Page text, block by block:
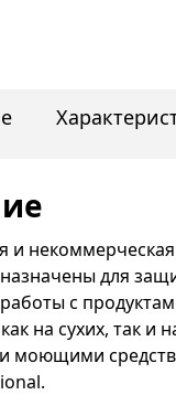
и
для
с
на сухих, так и
моющими